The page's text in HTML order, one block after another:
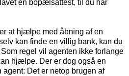
en bopælsattest, til du har
at hjælpe med åbning af en
kan finde en villig bank, kan du
regel vil agenten ikke forlange
hjælpe. Der er dog også en
agent: Det er netop brugen af